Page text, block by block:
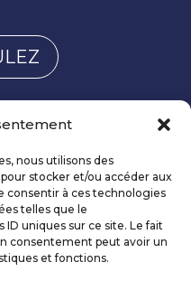
nous utilisons des
stocker et/ou accéder aux
consentir à ces technologies
telles que le
uniques sur ce site. Le fait
consentement peut avoir un
et fonctions.